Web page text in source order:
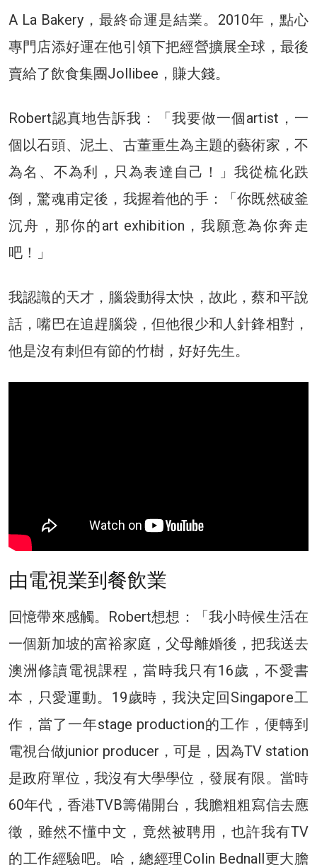
A La Bakery，最終命運是結業。2010年，點心
專門店添好運在他引領下把經營擴展全球，最後
賣給了飲食集團Jollibee，賺大錢。
Robert認真地告訴我：「我要做一個artist，一
個以石頭、泥土、古董重生為主題的藝術家，不
為名、不為利，只為表達自己！」我從梳化跌
倒，驚魂甫定後，我握着他的手：「你既然破釜
沉舟，那你的art exhibition，我願意為你奔走
吧！」
我認識的天才，腦袋動得太快，故此，蔡和平說
話，嘴巴在追趕腦袋，但他很少和人針鋒相對，
他是沒有刺但有節的竹樹，好好先生。
由電視業到餐飲業
回憶帶來感觸。Robert想想：「我小時候生活在
一個新加坡的富裕家庭，父母離婚後，把我送去
澳洲修讀電視課程，當時我只有16歲，不愛書
本，只愛運動。19歲時，我決定回Singapore工
作，當了一年stage production的工作，便轉到
電視台做junior producer，可是，因為TV station
是政府單位，我沒有大學學位，發展有限。當時
60年代，香港TVB籌備開台，我膽粗粗寫信去應
徵，雖然不懂中文，竟然被聘用，也許我有TV
的工作經驗吧。哈，總經理Colin Bednall更大膽